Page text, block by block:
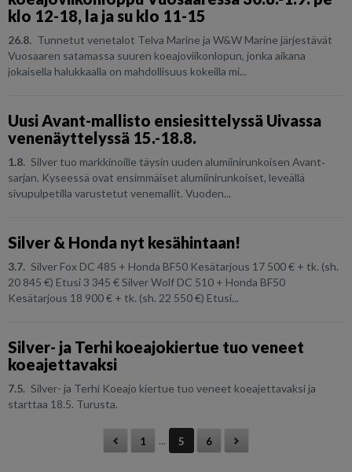
klo 12-18, la ja su klo 11-15
26.8. Tunnetut venetalot Telva Marine ja W&W Marine järjestävät
Vuosaaren satamassa suuren koeajoviikonlopun, jonka aikana
jokaisella halukkaalla on mahdollisuus kokeilla mi...
Uusi Avant-mallisto ensiesittelyssä Uivassa
venenäyttelyssä 15.-18.8.
1.8. Silver tuo markkinoille täysin uuden alumiinirunkoisen Avant‐
sarjan. Kyseessä ovat ensimmäiset alumiinirunkoiset, leveällä
sivupulpetilla varustetut venemallit. Vuoden...
Silver & Honda nyt kesähintaan!
3.7. Silver Fox DC 485 + Honda BF50 Kesätarjous 17 500 € + tk. (sh.
20 845 €) Etusi 3 345 € Silver Wolf DC 510 + Honda BF50
Kesätarjous 18 900 € + tk. (sh. 22 550 €) Etusi...
Silver- ja Terhi koeajokiertue tuo veneet
koeajettavaksi
7.5. Silver- ja Terhi Koeajo kiertue tuo veneet koeajettavaksi ja
starttaa 18.5. Turusta.
1 ... 5 6